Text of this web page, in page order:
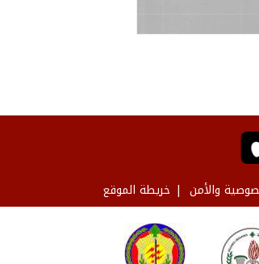
والأمن خريطة الموقع